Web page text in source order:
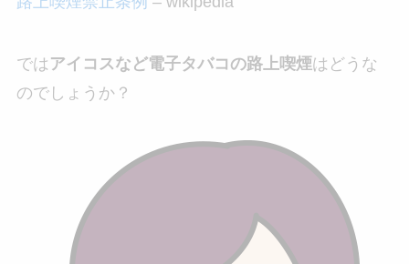
では アイコスなど電子タバコの路上喫煙はどうな
のでしょうか？